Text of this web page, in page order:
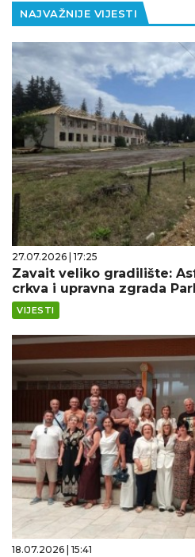
NAJVAŽNIJE VIJESTI
27.07.2026 | 17:25
Zavait veliko gradilište:
crkva i upravna zgrada
VIJESTI
18.07.2026 | 15:41